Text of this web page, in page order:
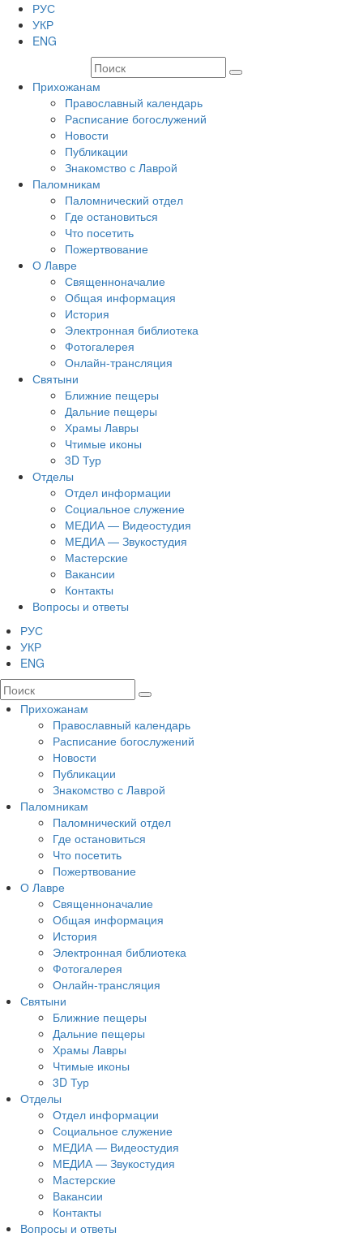
РУС
УКР
ENG
Прихожанам
Православный календарь
Расписание богослужений
Новости
Публикации
Знакомство с Лаврой
Паломникам
Паломнический отдел
Где остановиться
Что посетить
Пожертвование
О Лавре
Священноначалие
Общая информация
История
Электронная библиотека
Фотогалерея
Онлайн-трансляция
Святыни
Ближние пещеры
Дальние пещеры
Храмы Лавры
Чтимые иконы
3D Тур
Отделы
Отдел информации
Социальное служение
МЕДИА — Видеостудия
МЕДИА — Звукостудия
Мастерские
Вакансии
Контакты
Вопросы и ответы
РУС
УКР
ENG
Прихожанам
Православный календарь
Расписание богослужений
Новости
Публикации
Знакомство с Лаврой
Паломникам
Паломнический отдел
Где остановиться
Что посетить
Пожертвование
О Лавре
Священноначалие
Общая информация
История
Электронная библиотека
Фотогалерея
Онлайн-трансляция
Святыни
Ближние пещеры
Дальние пещеры
Храмы Лавры
Чтимые иконы
3D Тур
Отделы
Отдел информации
Социальное служение
МЕДИА — Видеостудия
МЕДИА — Звукостудия
Мастерские
Вакансии
Контакты
Вопросы и ответы